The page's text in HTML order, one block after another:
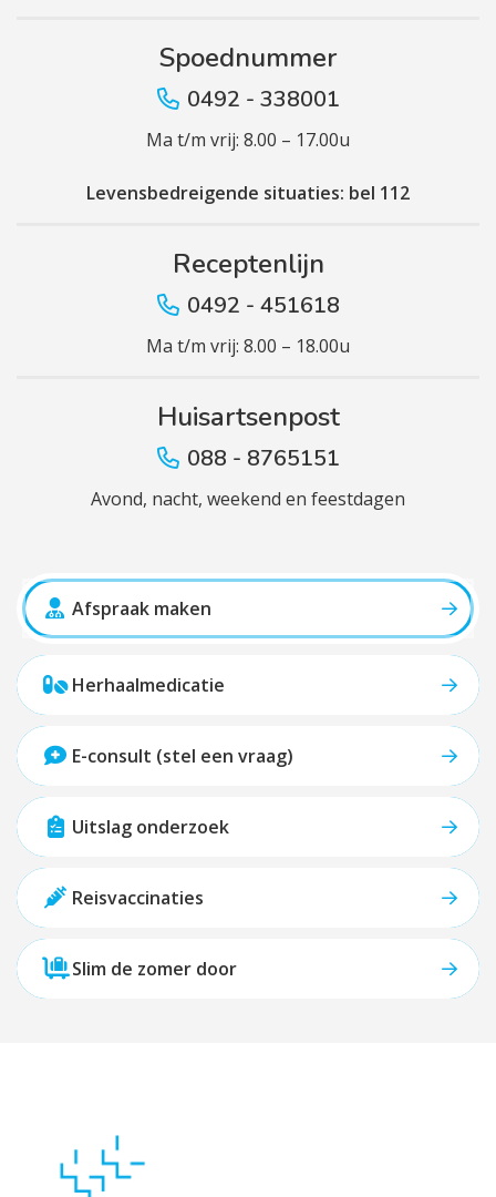
Spoednummer
0492 - 338001
Ma t/m vrij: 8.00 – 17.00u
Levensbedreigende situaties: bel 112
Receptenlijn
0492 - 451618
Ma t/m vrij: 8.00 – 18.00u
Huisartsenpost
088 - 8765151
Avond, nacht, weekend en feestdagen
Afspraak maken
Herhaalmedicatie
E-consult (stel een vraag)
Uitslag onderzoek
Reisvaccinaties
Slim de zomer door